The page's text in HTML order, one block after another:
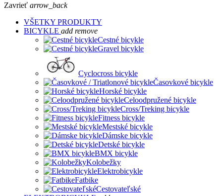
Zavrieť arrow_back
VŠETKY PRODUKTY
BICYKLE add remove
Cestné bicykle
Gravel bicykle
Cyclocross bicykle
Časovkové bicykle
Horské bicykle
Celoodpružené bicykle
Cross/Treking bicykle
Fitness bicykle
Mestské bicykle
Dámske bicykle
Detské bicykle
BMX bicykle
Kolobežky
Elektrobicykle
Fatbike
Cestovateľské